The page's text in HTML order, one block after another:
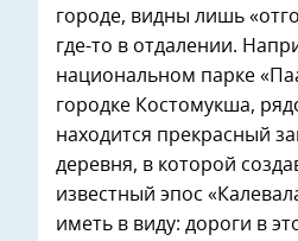
городе, видны лишь
где-то в отдалении.
национальном парке
городке Костомукша,
находится прекрасный
деревня, в которой
известный эпос
иметь в виду: дороги в